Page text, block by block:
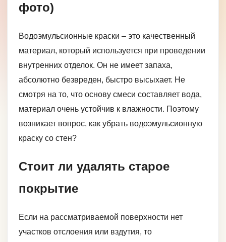
фото)
Водоэмульсионные краски – это качественный
материал, который используется при проведении
внутренних отделок. Он не имеет запаха,
абсолютно безвреден, быстро высыхает. Не
смотря на то, что основу смеси составляет вода,
материал очень устойчив к влажности. Поэтому
возникает вопрос, как убрать водоэмульсионную
краску со стен?
Стоит ли удалять старое
покрытие
Если на рассматриваемой поверхности нет
участков отслоения или вздутия, то